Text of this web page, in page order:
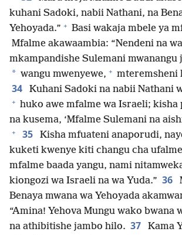
kuhani Sadoki, nabii Nathani, na
Yehoyada.” + Basi wakaja mbele ya
Mfalme akawaambia: “Nendeni na
mkampandishe Sulemani mwanangu
* wangu mwenyewe, + mteremsheni
34 Kuhani Sadoki na nabii Nathani
+ huko awe mfalme wa Israeli; kisha
na kusema, ‘Mfalme Sulemani na
+ 35
Kisha mfuateni anaporudi,
kuketi kwenye kiti changu cha
mfalme baada yangu, nami
kiongozi wa Israeli na wa Yuda.” 36
Benaya mwana wa Yehoyada
“Amina! Yehova Mungu wako bwana
na athibitishe jambo hilo. 37
Kama